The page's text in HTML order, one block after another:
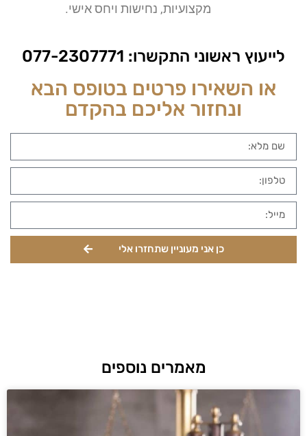
מקצועיות, נחישות ויחס אישי.
לייעוץ ראשוני התקשרו: 077-2307771
או השאירו פרטים בטופס הבא
ונחזור אליכם בהקדם
כן אני מעוניין שתחזרו אלי
מאמרים נוספים